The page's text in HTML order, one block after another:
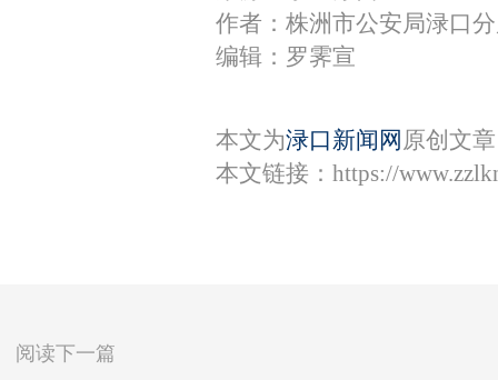
作者：株洲市公安局渌口
编辑：罗霁宣
本文为渌口新闻网 原创文
本文链接： https://
阅读下一篇